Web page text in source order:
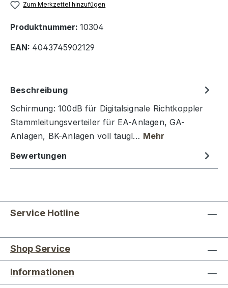
Zum Merkzettel hinzufügen
Produktnummer: 10304
EAN: 4043745902129
Beschreibung
Schirmung: 100dB für Digitalsignale Richtkoppler
Stammleitungsverteiler für EA-Anlagen, GA-
Anlagen, BK-Anlagen voll taugl… Mehr
Bewertungen
Service Hotline
Shop Service
Informationen